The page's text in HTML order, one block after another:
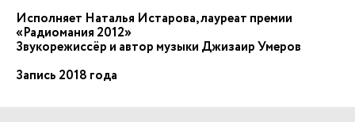
Исполняет Наталья Истарова, лауреат премии
«Радиомания 2012»
Звукорежиссёр и автор музыки Джизаир Умеров
Запись 2018 года